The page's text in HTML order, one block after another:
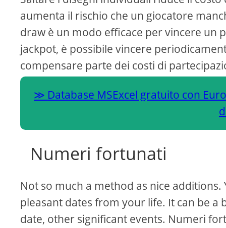
aumenta il rischio che un giocatore
draw è un modo efficace per vincere un
jackpot, è possibile vincere
compensare parte dei costi di
Database MSExcel gratuito con
Numeri fortunati
Not so much a method as nice
pleasant dates from your life. It can be
date, other significant events. Numeri